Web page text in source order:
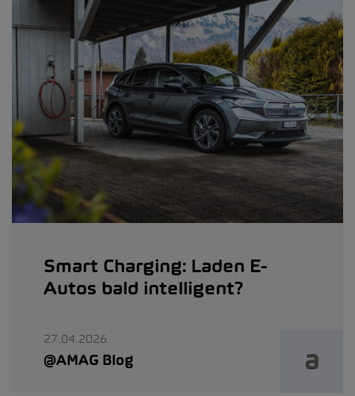
Smart Charging: Laden E-
Autos bald intelligent?
27.04.2026
@AMAG Blog